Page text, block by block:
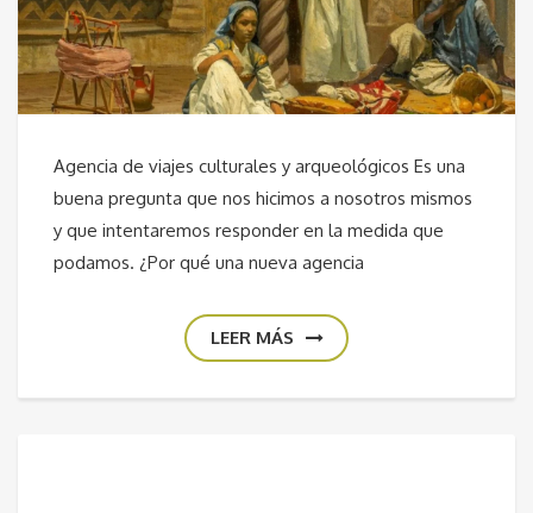
Agencia de viajes culturales y arqueológicos Es una
buena pregunta que nos hicimos a nosotros mismos
y que intentaremos responder en la medida que
podamos. ¿Por qué una nueva agencia
LEER MÁS